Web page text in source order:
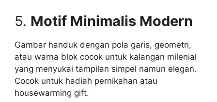
5. Motif Minimalis Modern
Gambar handuk dengan pola garis, geometri,
atau warna blok cocok untuk kalangan milenial
yang menyukai tampilan simpel namun elegan.
Cocok untuk hadiah pernikahan atau
housewarming gift.